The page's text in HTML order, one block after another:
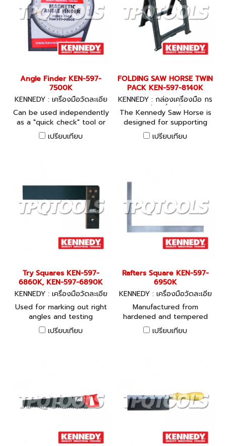
Angle Finder KEN-597-
7500K
KENNEDY : เครื่องมือวัดละเอีย
ด
Can be used independently
as a "quick check" tool or
to convert a rule or square
into a precision angle
the most accurate readings
it is recommended that the
angle finder is attached to
a steel rule or square by
means of the magnet or
screws.
เปรียบเทียบ
FOLDING SAW HORSE TWIN
PACK KEN-597-8140K
KENNEDY : กล่องเครื่องมือ กร
ะเป๋าเครื่องมือ
The Kennedy Saw Horse is
designed for supporting
wooden planks and boards
and is recommended for
the top with metric and
secure the workpiece in
place. Folds flat for easy
transportation and storage.
เปรียบเทียบ
Try Squares KEN-597-
6860K, KEN-597-6890K
KENNEDY : เครื่องมือวัดละเอีย
ด
Used for marking out right
angles and testing
squareness. Rosewood
stock with brass face for
Solid rosewood stock with
solid brass facing securely
fixed to the stock provides
edge.
เปรียบเทียบ
Rafters Square KEN-597-
6950K
KENNEDY : เครื่องมือวัดละเอีย
ด
Manufactured from
hardened and tempered
ground steel. Graduated to
2mm on one side and 1/8
device of immense
capacity. Enabling the
carpenter to easily
any common, hip, valley or
jack rafter for any pitch of
เปรียบเทียบ